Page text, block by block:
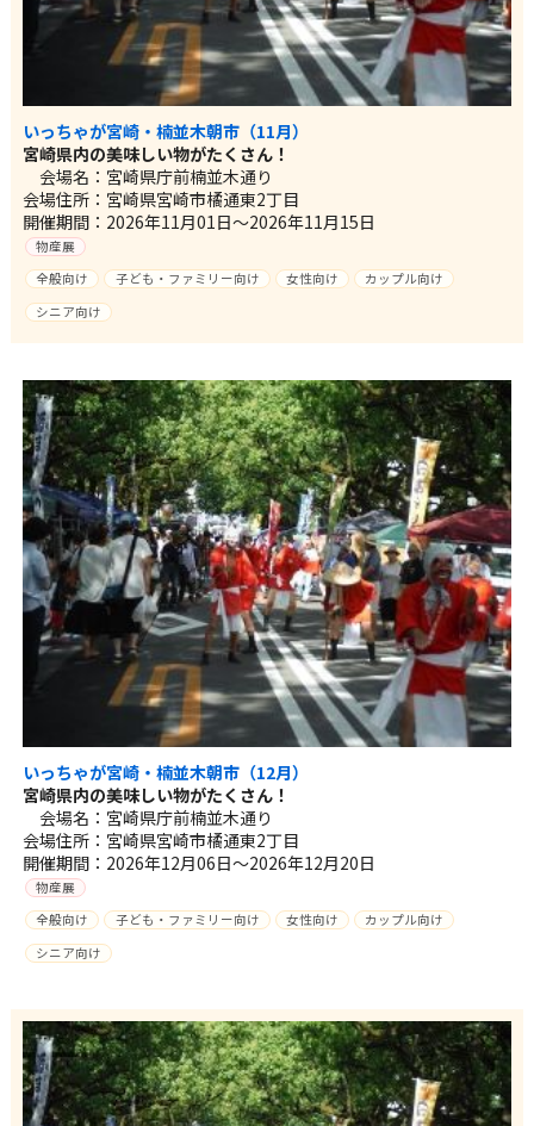
いっちゃが宮崎・楠並木朝市（11月）
宮崎県内の美味しい物がたくさん！
会場名：宮崎県庁前楠並木通り
会場住所：宮崎県宮崎市橘通東2丁目
開催期間：2026年11月01日～2026年11月15日
物産展
全般向け
子ども・ファミリー向け 女性向け
カップル向け
シニア向け
いっちゃが宮崎・楠並木朝市（12月）
宮崎県内の美味しい物がたくさん！
会場名：宮崎県庁前楠並木通り
会場住所：宮崎県宮崎市橘通東2丁目
開催期間：2026年12月06日～2026年12月20日
物産展
全般向け
子ども・ファミリー向け 女性向け
カップル向け
シニア向け